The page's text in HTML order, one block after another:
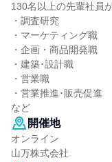
130名以上の先輩社員
・調査研究
・マーケティング職
・企画・商品開発職
・建築･設計職
・営業職
・営業推進･販売促進
など
開催地
オンライン
山万株式会社